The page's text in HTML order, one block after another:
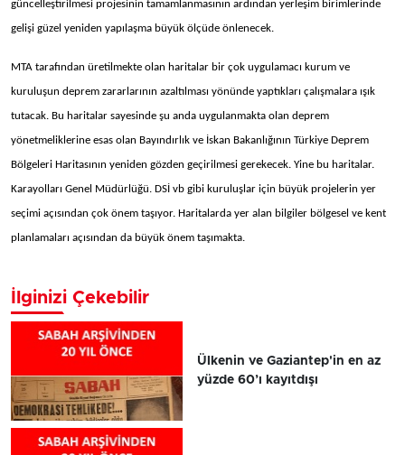
güncelleştirilmesi projesinin tamamlanmasının ardından yerleşim birimlerinde
gelişi güzel yeniden yapılaşma büyük ölçüde önlenecek.
MTA tarafından üretilmekte olan haritalar bir çok uygulamacı kurum ve
kuruluşun deprem zararlarının azaltılması yönünde yaptıkları çalışmalara ışık
tutacak. Bu haritalar sayesinde şu anda uygulanmakta olan deprem
yönetmeliklerine esas olan Bayındırlık ve İskan Bakanlığının Türkiye Deprem
Bölgeleri Haritasının yeniden gözden geçirilmesi gerekecek. Yine bu haritalar.
Karayolları Genel Müdürlüğü. DSİ vb gibi kuruluşlar için büyük projelerin yer
seçimi açısından çok önem taşıyor. Haritalarda yer alan bilgiler bölgesel ve kent
planlamaları açısından da büyük önem taşımakta.
İlginizi Çekebilir
Ülkenin ve Gaziantep'in en az
yüzde 60’ı kayıtdışı